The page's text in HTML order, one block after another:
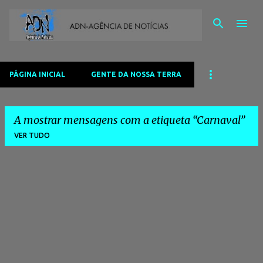
PÁGINA INICIAL GENTE DA NOSSA TERRA
A mostrar mensagens com a etiqueta Carnaval
VER TUDO